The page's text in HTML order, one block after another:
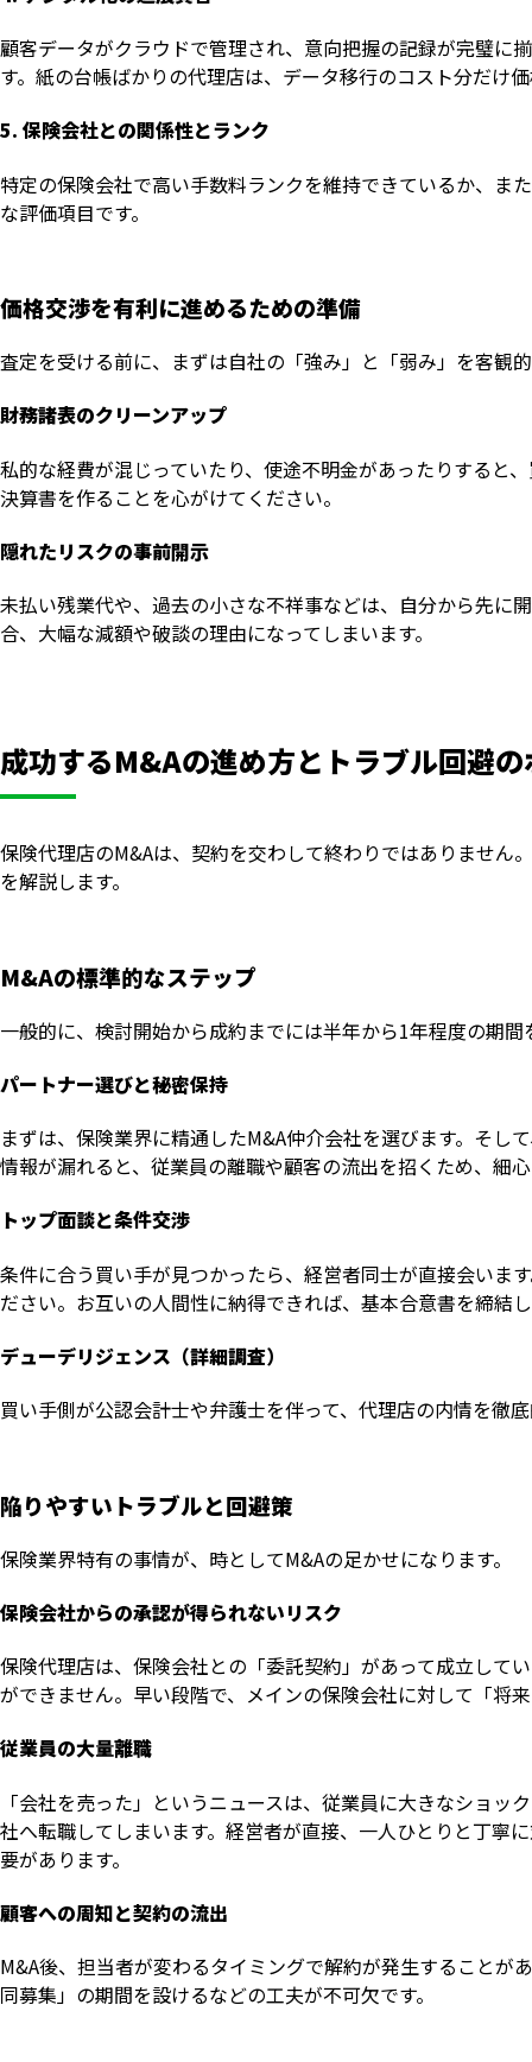
顧客データがクラウドで管理され、意向把握の記録が完璧に
す。紙の台帳ばかりの代理店は、データ移行のコスト分だけ
5. 保険会社との関係性とランク
特定の保険会社で高い手数料ランクを維持できているか、ま
な評価項目です。
価格交渉を有利に進めるための準備
査定を受ける前に、まずは自社の「強み」と「弱み」を客観
財務諸表のクリーンアップ
私的な経費が混じっていたり、使途不明金があったりすると
決算書を作ることを心がけてください。
隠れたリスクの事前開示
未払い残業代や、過去の小さな不祥事などは、自分から先に
合、大幅な減額や破談の理由になってしまいます。
成功するM&Aの進め方とトラブル回避
保険代理店のM&Aは、契約を交わして終わりではありません
を解説します。
M&Aの標準的なステップ
一般的に、検討開始から成約までには半年から1年程度の期間
パートナー選びと秘密保持
まずは、保険業界に精通したM&A仲介会社を選びます。そし
情報が漏れると、従業員の離職や顧客の流出を招くため、細
トップ面談と条件交渉
条件に合う買い手が見つかったら、経営者同士が直接会いま
ださい。お互いの人間性に納得できれば、基本合意書を締結
デューデリジェンス（詳細調査）
買い手側が公認会計士や弁護士を伴って、代理店の内情を徹
陥りやすいトラブルと回避策
保険業界特有の事情が、時としてM&Aの足かせになります。
保険会社からの承認が得られないリスク
保険代理店は、保険会社との「委託契約」があって成立して
ができません。早い段階で、メインの保険会社に対して「将
従業員の大量離職
「会社を売った」というニュースは、従業員に大きなショ
社へ転職してしまいます。経営者が直接、一人ひとりと丁寧
要があります。
顧客への周知と契約の流出
M&A後、担当者が変わるタイミングで解約が発生すること
同募集」の期間を設けるなどの工夫が不可欠です。